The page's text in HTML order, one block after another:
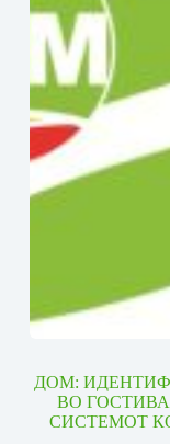
ДОМ:
ВО
СИСТЕМОТ